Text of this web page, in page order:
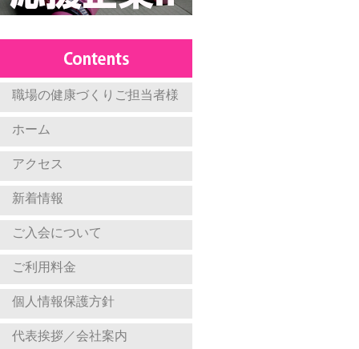
職場の健康づくりご担当者様
ホーム
アクセス
新着情報
ご入会について
ご利用料金
個人情報保護方針
代表挨拶／会社案内